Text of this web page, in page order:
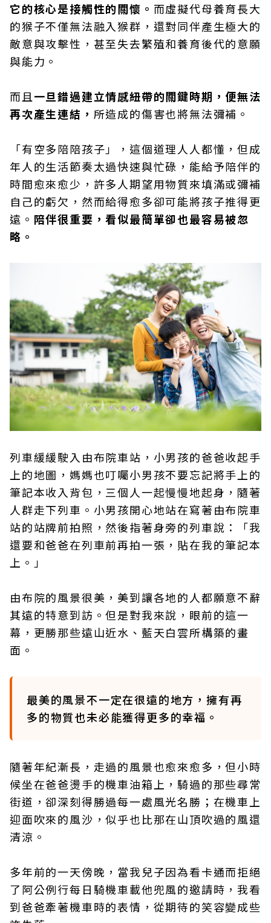
它的核心是接觸性的關懷。 而虛擬代母養育長大
的猴子不僅無法融入猴群，還對同伴產生極大的
敵意與攻擊性，甚至失去繁殖和養育後代的意願
與能力。
而且 一旦錯過建立情感紐帶的關鍵時期，便無法
再次產生連結， 所造成的傷害也將無法彌補。
「有空多陪陪孩子」，這個道理人人都懂，但成
年人的生活節奏太過快速與忙碌，能給予陪伴的
時間愈來愈少，許多人期望用物質來填滿或彌補
自己的虧欠，然而給得愈多卻可能將孩子推得更
遠。 陪伴很重要，看似最簡單卻也最容易被忽
略。
列車緩緩駛入由布院車站，小男孩的爸爸收起手
上的地圖，媽媽也叮囑小男孩不要忘記將手上的
筆記本收入背包，三個人一起慢慢地起身，隨著
人群走下列車。小男孩開心地站在寫著由布院車
站的站牌前拍照，然後指著身旁的列車說：「我
還要和爸爸在列車前再拍一張，貼在我的筆記本
上。」
由布院的風景很美，美到讓各地的人都願意不辭
其遠的特意到訪。但是對我來說，眼前的這一
幕，更勝那些遠山近水、藍天白雲所構築的畫
面。
最美的風景不一定在很遠的地方，擁有再
多的物質也未必能獲得更多的幸福。
隨著年紀漸長，走過的風景也愈來愈多，但小時
候坐在爸爸燙手的機車油箱上，騎過的那些尋常
街道，卻深刻得勝過每一處風光名勝；在機車上
迎面吹來的風沙，似乎也比那在山頂吹過的風還
清涼。
多年前的一天傍晚，當我兒子因為看卡通而拒絕
了阿公例行每日騎機車載他兜風的邀請時，我看
到爸爸牽著機車時的表情，從期待的笑容變成些